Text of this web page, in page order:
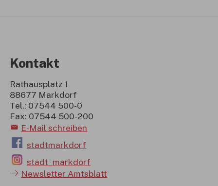
Kontakt
Rathausplatz 1
88677 Markdorf
Tel.: 07544 500-0
Fax: 07544 500-200
E-Mail schreiben
stadtmarkdorf
stadt_markdorf
Newsletter Amtsblatt